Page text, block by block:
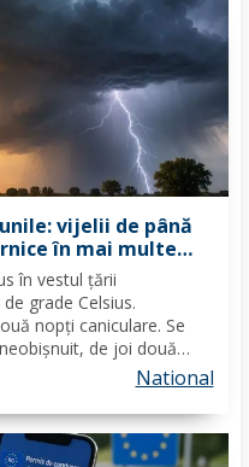
vijelii de până
în mai multe
în vestul ţării
grade Celsius.
nopţi caniculare. Se
de joi două
în acelaşi timp în mare
şi unul de...
National